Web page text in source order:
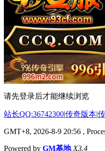
请先登录后才能继续浏览
站长QQ:36742300|传奇版本|
GMT+8, 2026-8-9 20:56 ,
Powered by GM基地 X3.4